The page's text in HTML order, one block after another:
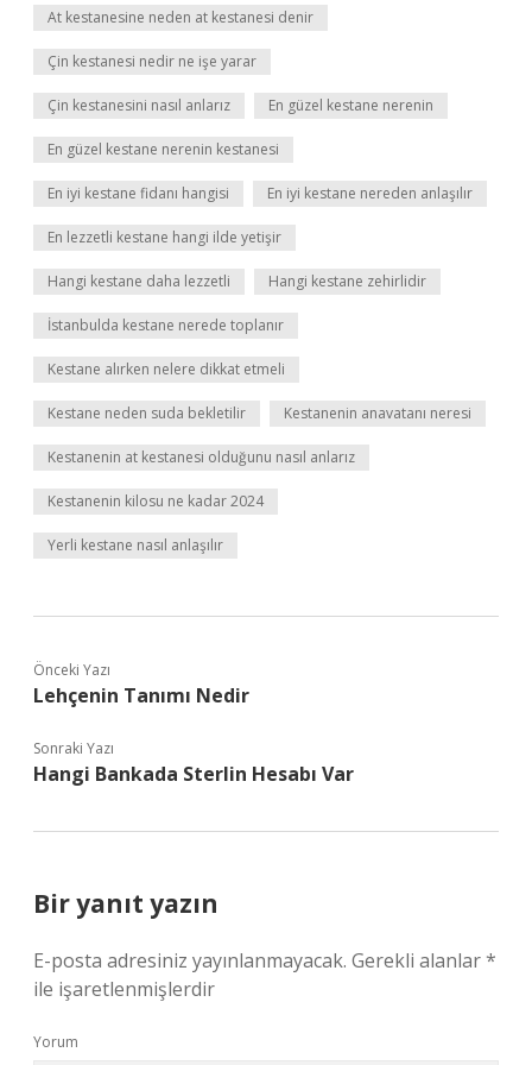
At kestanesine neden at kestanesi denir
Çin kestanesi nedir ne işe yarar
Çin kestanesini nasıl anlarız En güzel kestane nerenin
En güzel kestane nerenin kestanesi
En iyi kestane fidanı hangisi En iyi kestane nereden anlaşılır
En lezzetli kestane hangi ilde yetişir
Hangi kestane daha lezzetli Hangi kestane zehirlidir
İstanbulda kestane nerede toplanır
Kestane alırken nelere dikkat etmeli
Kestane neden suda bekletilir Kestanenin anavatanı neresi
Kestanenin at kestanesi olduğunu nasıl anlarız
Kestanenin kilosu ne kadar 2024
Yerli kestane nasıl anlaşılır
Önceki Yazı
Lehçenin Tanımı Nedir
Sonraki Yazı
Hangi Bankada Sterlin Hesabı Var
Bir yanıt yazın
E-posta adresiniz yayınlanmayacak. Gerekli alanlar*
ile işaretlenmişlerdir
Yorum